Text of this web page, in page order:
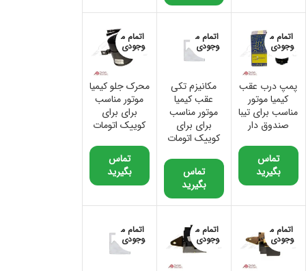
اتمام م
وجودی
پمپ درب عقب
کیمیا موتور
مناسب برای تیبا
صندوق دار
تماس
بگیرید
اتمام م
وجودی
مکانیزم تکی
عقب کیمیا
موتور مناسب
برای برای
کوییک اتومات
تماس
بگیرید
اتمام م
وجودی
محرک جلو کیمیا
موتور مناسب
برای برای
کوییک اتومات
تماس
بگیرید
اتمام م
وجودی
اتمام م
وجودی
اتمام م
وجودی